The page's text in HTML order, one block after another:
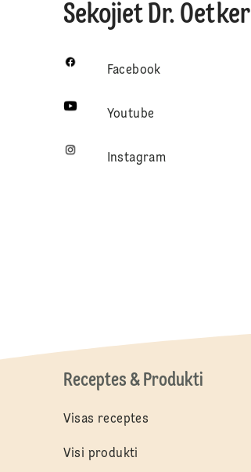
Sekojiet Dr. Oetker
Facebook
Youtube
Instagram
Receptes & Produkti
Visas receptes
Visi produkti